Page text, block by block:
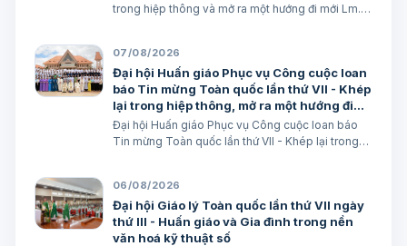
trong hiệp thông và mở ra một hướng đi mới Lm.
07/08/2026
Đại hội Huấn giáo Phục vụ Công cuộc loan
báo Tin mừng Toàn quốc lần thứ VII - Khép
lại trong hiệp thông, mở ra một hướng đi
mới cho công cuộc huấn giáo Việt Nam
Đại hội Huấn giáo Phục vụ Công cuộc loan báo
Tin mừng Toàn quốc lần thứ VII - Khép lại trong
Minh
06/08/2026
Đại hội Giáo lý Toàn quốc lần thứ VII ngày
thứ III - Huấn giáo và Gia đình trong nền
văn hoá kỹ thuật số